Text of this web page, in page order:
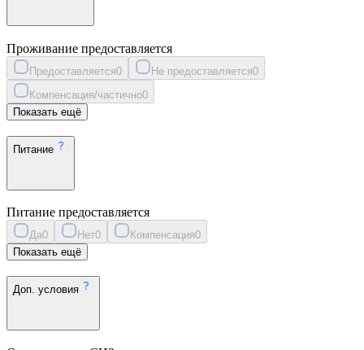
Проживание предоставляется
Предоставляется0 Не предоставляется0
Компенсация/частично0
Показать ещё
Питание
Питание предоставляется
Да0 Нет0 Компенсация0
Показать ещё
Доп. условия